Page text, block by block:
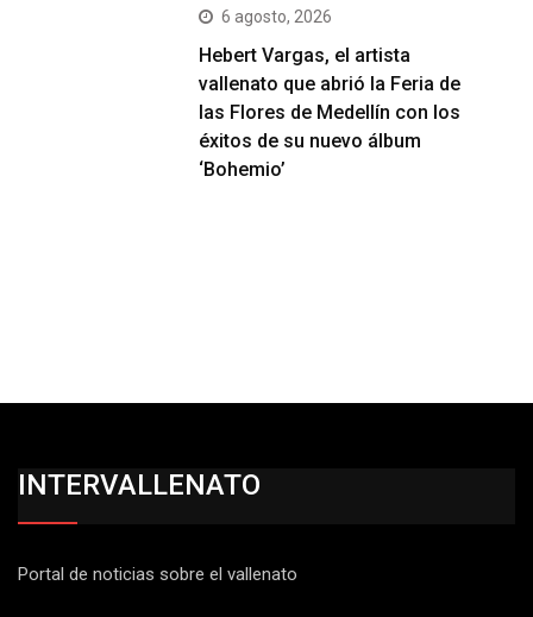
6 agosto, 2026
Hebert Vargas, el artista
vallenato que abrió la Feria de
las Flores de Medellín con los
éxitos de su nuevo álbum
‘Bohemio’
INTERVALLENATO
Portal de noticias sobre el vallenato